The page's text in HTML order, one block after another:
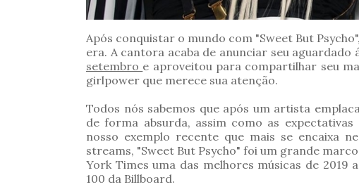
Após conquistar o mundo com "Sweet But Psycho",
era. A cantora acaba de anunciar seu aguardado
setembro e aproveitou para compartilhar seu
girlpower que merece sua atenção.
Todos nós sabemos que após um artista
de forma absurda, assim como as
nosso exemplo recente que mais se encaixa
streams, "Sweet But Psycho" foi um grande
York Times uma das melhores músicas de 2019
100 da Billboard.